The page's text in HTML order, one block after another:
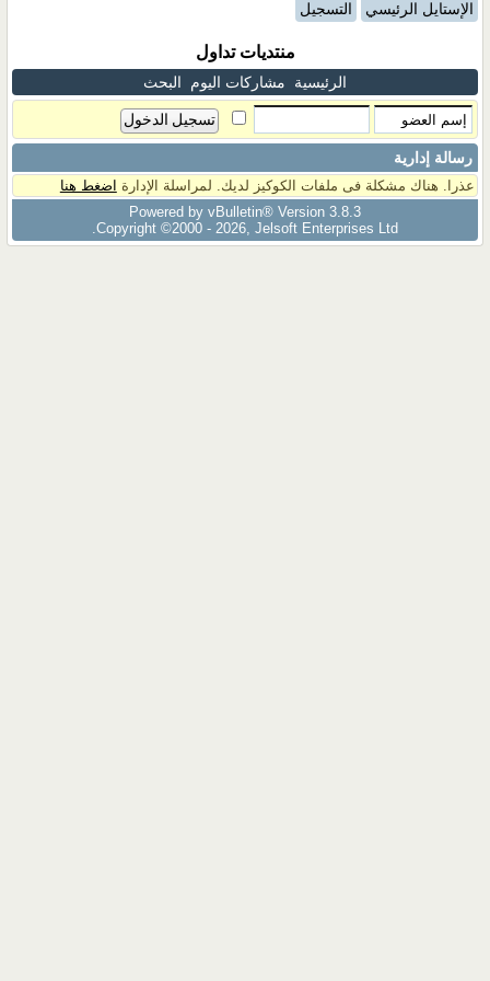
الإستايل الرئيسي التسجيل
منتديات تداول
الرئيسية مشاركات اليوم البحث
رسالة إدارية
عذرا. هناك مشكلة فى ملفات الكوكيز لديك. لمراسلة الإدارة اضغط هنا
Powered by vBulletin® Version 3.8.3
Copyright ©2000 - 2026, Jelsoft Enterprises Ltd.